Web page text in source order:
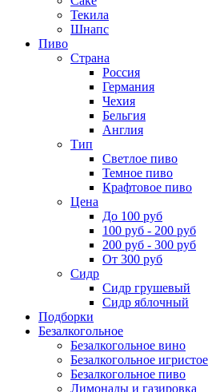
Текила
Шнапс
Пиво
Страна
Россия
Германия
Чехия
Бельгия
Англия
Тип
Светлое пиво
Темное пиво
Крафтовое пиво
Цена
До 100 руб
100 руб - 200 руб
200 руб - 300 руб
От 300 руб
Сидр
Сидр грушевый
Сидр яблочный
Подборки
Безалкогольное
Безалкогольное вино
Безалкогольное игристое
Безалкогольное пиво
Лимонады и газировка